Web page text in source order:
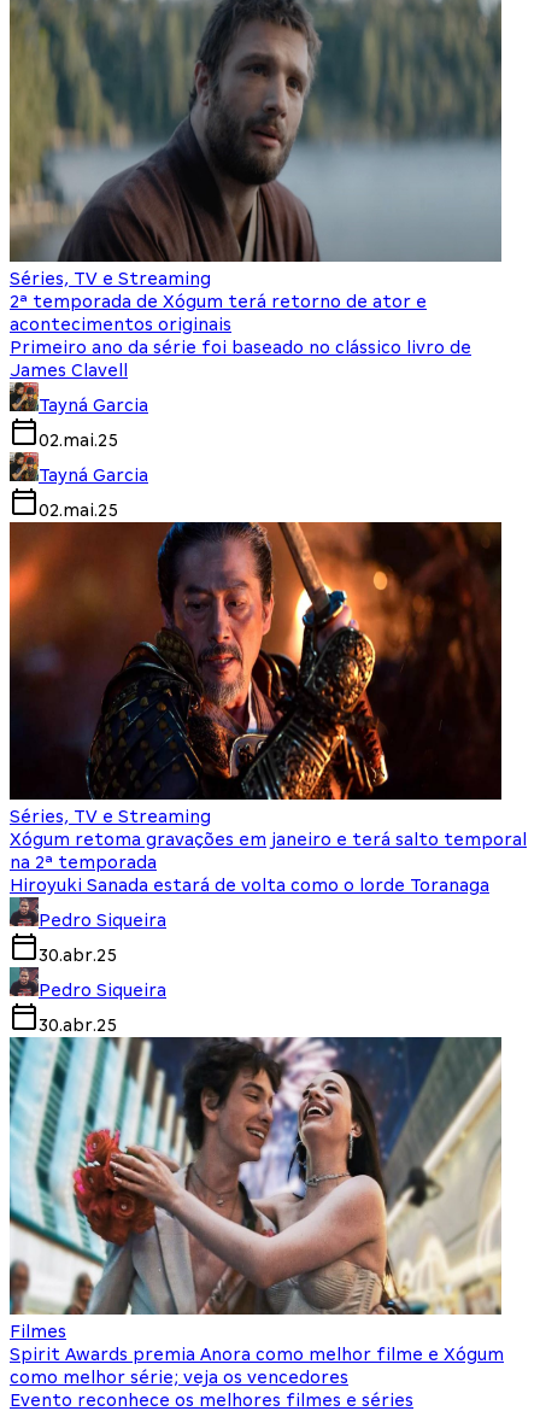
Séries, TV e Streaming
2ª temporada de Xógum terá retorno de ator e
acontecimentos originais
Primeiro ano da série foi baseado no clássico livro de
James Clavell
Tayná Garcia
02.mai.25
Tayná Garcia
02.mai.25
Séries, TV e Streaming
Xógum retoma gravações em janeiro e terá salto temporal
na 2ª temporada
Hiroyuki Sanada estará de volta como o lorde Toranaga
Pedro Siqueira
30.abr.25
Pedro Siqueira
30.abr.25
Filmes
Spirit Awards premia Anora como melhor filme e Xógum
como melhor série; veja os vencedores
Evento reconhece os melhores filmes e séries